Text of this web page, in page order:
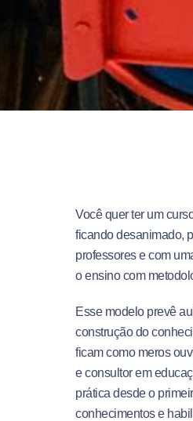
Você quer ter um
ficando desanimado,
professores e com
o ensino com
Esse modelo prevê
construção do
ficam como meros
e consultor em
prática desde o
conhecimentos e